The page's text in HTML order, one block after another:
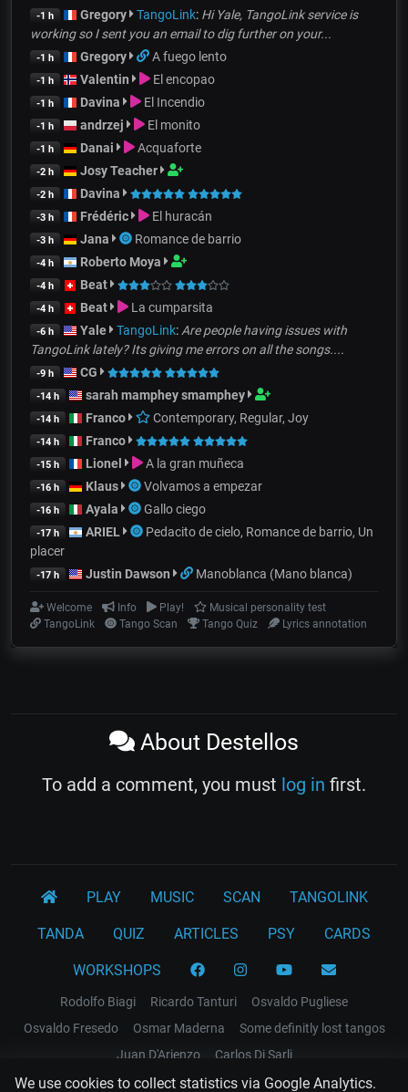
We use cookies to collect statistics via Google Analytics.
-1 h Gregory TangoLink: Hi Yale, TangoLink service is
working so I sent you an email to dig further on your...
-1 h Gregory A fuego lento
-1 h Valentin El encopao
-1 h Davina El Incendio
-1 h andrzej El monito
-1 h Danai Acquaforte
-2 h Josy Teacher
-2 h Davina
-3 h Frédéric El huracán
-3 h Jana Romance de barrio
-4 h Roberto Moya
-4 h Beat
-4 h Beat La cumparsita
-6 h Yale TangoLink: Are people having issues with
TangoLink lately? Its giving me errors on all the songs....
-9 h CG
-14 h sarah mamphey smamphey
-14 h Franco Contemporary, Regular, Joy
-14 h Franco
-15 h Lionel A la gran muñeca
-16 h Klaus Volvamos a empezar
-16 h Ayala Gallo ciego
-17 h ARIEL
Pedacito de cielo, Romance de barrio, Un
placer
-17 h Justin Dawson Manoblanca (Mano blanca)
Welcome Info Play!
Musical personality test
TangoLink
Tango Scan Tango Quiz Lyrics annotation
About Destellos
To add a comment, you must log in first.
PLAY MUSIC SCAN TANGOLINK
TANDA QUIZ ARTICLES PSY CARDS
WORKSHOPS
Rodolfo Biagi Ricardo Tanturi
Osvaldo Pugliese
Osvaldo Fresedo
Osmar Maderna
Some definitly lost tangos
Juan D'Arienzo
Carlos Di Sarli
Terms and Legal Notices